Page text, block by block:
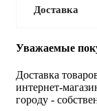
Доставка
Уважаемые
Доставка
интернет-
городу -